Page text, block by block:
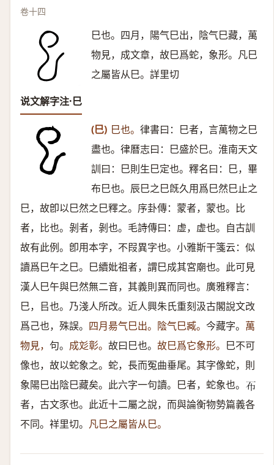
卷十四
巳也。四月，陽气巳出，陰气巳藏，萬
物見，成文章，故巳爲蛇，象形。凡巳
之屬皆从巳。詳里切
说文解字注·巳
(巳) 巳也。 律書曰：巳者，言萬物之巳
盡也。律曆志曰：巳盛於巳。淮南天文
訓曰：巳則生巳定也。釋名曰：巳，畢
布巳也。辰巳之巳旣久用爲巳然巳止之
巳，故卽以巳然之巳釋之。序卦傳：蒙者，蒙也。比
者，比也。剝者，剝也。毛詩傳曰：虚，虚也。自古訓
故有此例。卽用本字，不叚異字也。小雅斯干箋云：似
讀爲巳午之巳。巳續妣祖者，謂巳成其宮廟也。此可見
漢人巳午與巳然無二音，其義則異而同也。廣雅釋言：
巳，㠯也。乃淺人所改。近人興朱氏重刻汲古閣說文改
爲己也，殊誤。 四月昜气巳出。陰气巳臧。 今藏字。 萬
物見， 句。 成彣彰。 故曰巳也。 故巳爲它象形。 巳不可
像也，故以蛇象之。蛇，長而冤曲垂尾。其字像蛇，則
象陽巳出陰巳藏矣。此六字一句讀。巳者，蛇象也。 𢁓
者，古文豕也。此近十二屬之說，而與論衡物勢篇義各
不同。祥里切。 凡巳之屬皆从巳。